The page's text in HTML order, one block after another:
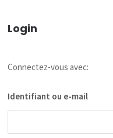
Login
Connectez-vous avec:
Identifiant ou e-mail